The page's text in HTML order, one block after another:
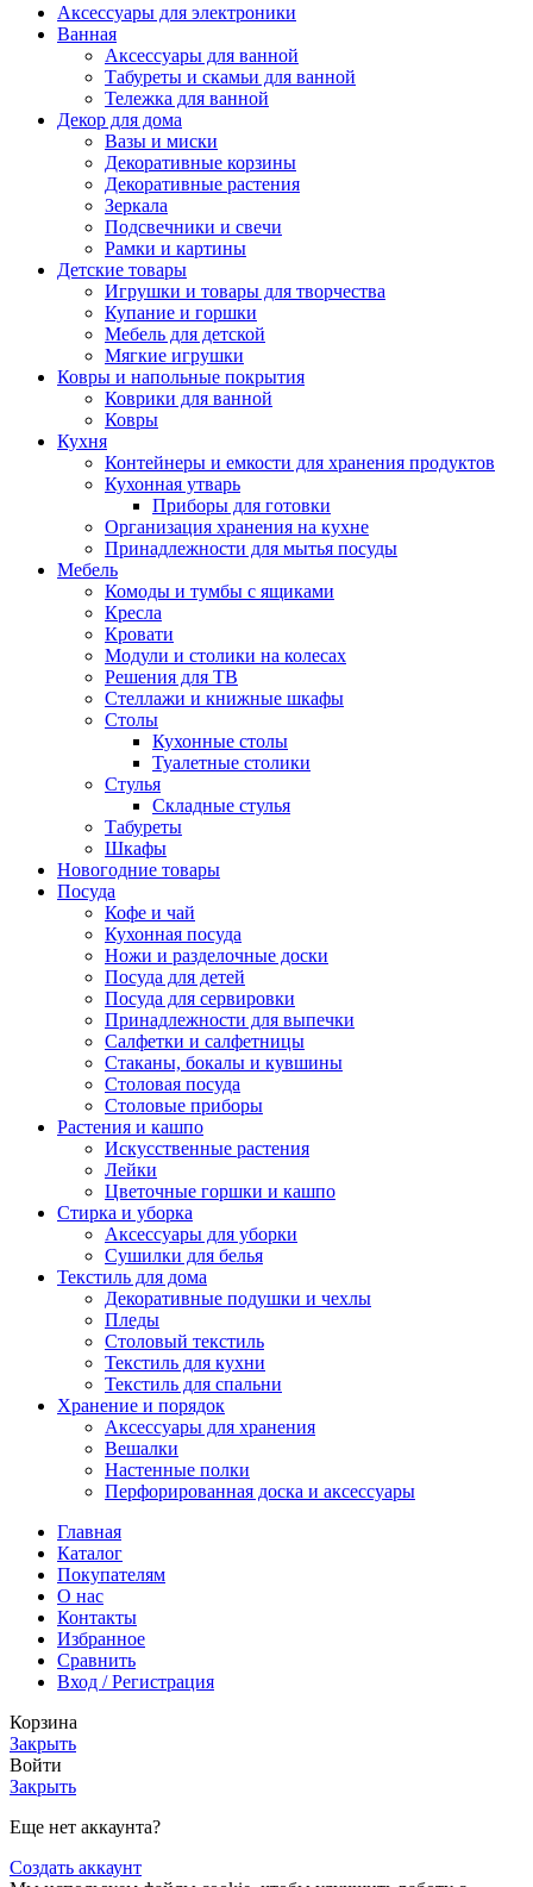
Аксессуары для электроники
Ванная
Аксессуары для ванной
Табуреты и скамьи для ванной
Тележка для ванной
Декор для дома
Вазы и миски
Декоративные корзины
Декоративные растения
Зеркала
Подсвечники и свечи
Рамки и картины
Детские товары
Игрушки и товары для творчества
Купание и горшки
Мебель для детской
Мягкие игрушки
Ковры и напольные покрытия
Коврики для ванной
Ковры
Кухня
Контейнеры и емкости для хранения продуктов
Кухонная утварь
Приборы для готовки
Организация хранения на кухне
Принадлежности для мытья посуды
Мебель
Комоды и тумбы с ящиками
Кресла
Кровати
Модули и столики на колесах
Решения для ТВ
Стеллажи и книжные шкафы
Столы
Кухонные столы
Туалетные столики
Стулья
Складные стулья
Табуреты
Шкафы
Новогодние товары
Посуда
Кофе и чай
Кухонная посуда
Ножи и разделочные доски
Посуда для детей
Посуда для сервировки
Принадлежности для выпечки
Салфетки и салфетницы
Стаканы, бокалы и кувшины
Столовая посуда
Столовые приборы
Растения и кашпо
Искусственные растения
Лейки
Цветочные горшки и кашпо
Стирка и уборка
Аксессуары для уборки
Сушилки для белья
Текстиль для дома
Декоративные подушки и чехлы
Пледы
Столовый текстиль
Текстиль для кухни
Текстиль для спальни
Хранение и порядок
Аксессуары для хранения
Вешалки
Настенные полки
Перфорированная доска и аксессуары
Главная
Каталог
Покупателям
О нас
Контакты
Избранное
Сравнить
Вход / Регистрация
Корзина
Закрыть
Войти
Закрыть
Еще нет аккаунта?
Создать аккаунт